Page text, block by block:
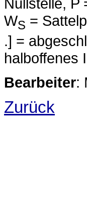
Nullstelle, P
WS =
.] =
halboffenes
Bearbeiter:
Zurück